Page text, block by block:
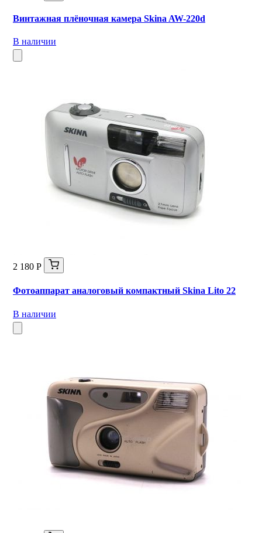
Винтажная плёночная камера Skina AW-220d
В наличии
2 180 Р
Фотоаппарат аналоговый компактный Skina Lito 22
В наличии